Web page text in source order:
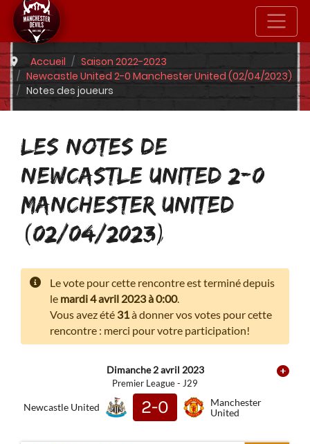
Accueil
Saison 2022-2023
Newcastle United 2-0 Manchester United (02/04/2023)
Notes des joueurs
LES NOTES DE
NEWCASTLE UNITED 2-0
MANCHESTER UNITED
(02/04/2023)
Le vote pour cette rencontre est terminé depuis
le mardi 4 avril 2023 à 0:00.
Vous avez été 31à donner vos votes pour cette
rencontre : merci pour votre participation!
Dimanche 2 avril 2023
Premier League - J29
Newcastle United 2-0
Manchester
United